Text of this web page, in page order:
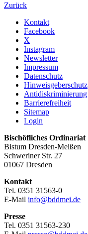
Zurück
Kontakt
Facebook
X
Instagram
Newsletter
Impressum
Datenschutz
Hinweisgeberschutz
Antidiskriminierung
Barrierefreiheit
Sitemap
Login
Bischöfliches Ordinariat
Bistum Dresden-Meißen
Schweriner Str. 27
01067 Dresden
Kontakt
Tel. 0351 31563-0
E-Mail info@bddmei.de
Presse
Tel. 0351 31563-230